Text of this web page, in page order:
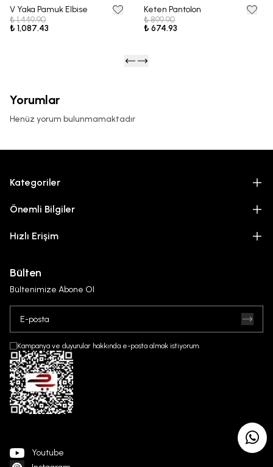
25% OFF
V Yaka Pamuk Elbise
₺ 1,449.90
₺ 1,087.43
25% OFF
Keten Pantolon
₺ 899.90
₺ 674.93
Yorumlar
Henüz yorum bulunmamaktadır
Kategoriler
Önemli Bilgiler
Hızlı Erişim
Bülten
Bültenimize Abone Ol
Kampanya ve duyurular hakkında e-posta almak istiyorum.
Youtube